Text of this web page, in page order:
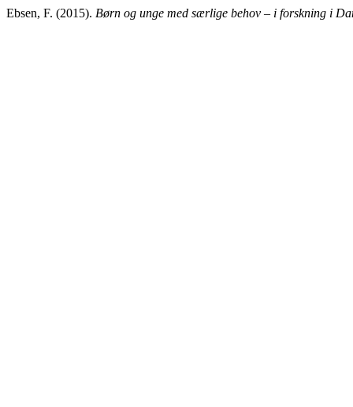
Ebsen, F. (2015). Børn og unge med særlige behov – i forskning i